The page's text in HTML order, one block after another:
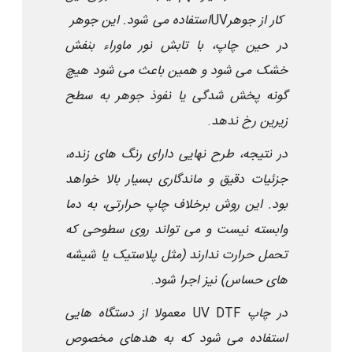
کار از جوهر
UV
استفاده می شود. این جوهر
در حین چاپ، با تابش نور ماوراء بنفش
خشک می شود و همین باعث می شود هیچ
گونه پخش شدگی یا نفوذ جوهر به سطح
زیرین رخ ندهد.
در نتیجه، طرح نهایی دارای رنگ های زنده،
جزئیات دقیق و ماندگاری بسیار بالا خواهد
بود. این روش برخلاف چاپ حرارتی، به دما
وابسته نیست و می تواند روی سطوحی که
تحمل حرارت ندارند (مثل پلاستیک یا شیشه
های حساس) نیز اجرا شود.
در چاپ UV DTF
معمولا از دستگاه هایی
استفاده می شود که به هدهای مخصوص